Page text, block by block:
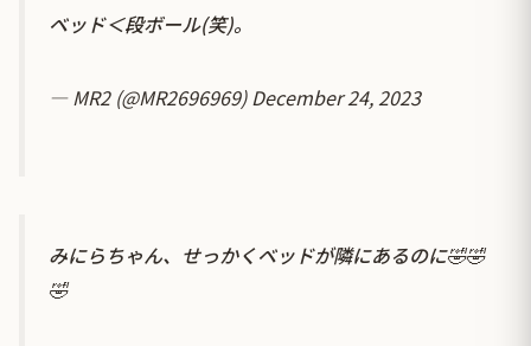
ベッド＜段ボール(笑)。
— MR2 (@MR2696969)December 24, 2023
みにらちゃん、せっかくベッドが隣にあるのに🤣🤣
🤣